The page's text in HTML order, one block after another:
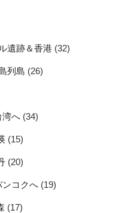
遺跡＆香港 (32)
列島 (26)
湾へ (34)
(15)
(20)
ンコクへ (19)
(17)